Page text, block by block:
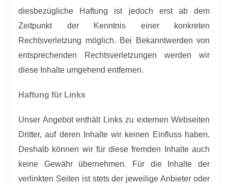
diesbezügliche Haftung ist jedoch erst ab dem
Zeitpunkt der Kenntnis einer konkreten
Rechtsverletzung möglich. Bei Bekanntwerden von
entsprechenden Rechtsverletzungen werden wir
diese Inhalte umgehend entfernen.
Haftung für Links
Unser Angebot enthält Links zu externen Webseiten
Dritter, auf deren Inhalte wir keinen Einfluss haben.
Deshalb können wir für diese fremden Inhalte auch
keine Gewähr übernehmen. Für die Inhalte der
verlinkten Seiten ist stets der jeweilige Anbieter oder